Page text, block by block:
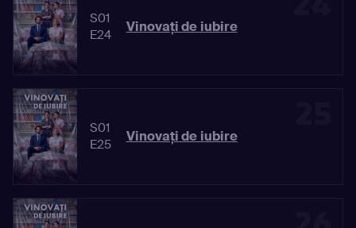
S01
E24
Vinovaţi de iubire
S01
E25
Vinovaţi de iubire